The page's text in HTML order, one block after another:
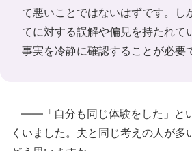
て悪いことではないはずです。し
てに対する誤解や偏見を持たれて
事実を冷静に確認することが必要
――「自分も同じ体験をした」と
くいました。夫と同じ考えの人が多